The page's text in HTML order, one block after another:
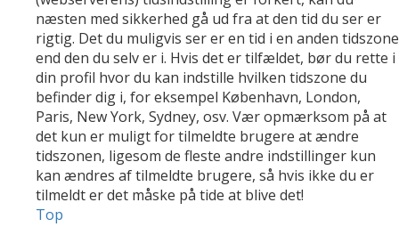
næsten med sikkerhed gå ud fra at den tid du ser er
rigtig. Det du muligvis ser er en tid i en anden tidszone
end den du selv er i. Hvis det er tilfældet, bør du rette i
din profil hvor du kan indstille hvilken tidszone du
befinder dig i, for eksempel København, London,
Paris, New York, Sydney, osv. Vær opmærksom på at
det kun er muligt for tilmeldte brugere at ændre
tidszonen, ligesom de fleste andre indstillinger kun
kan ændres af tilmeldte brugere, så hvis ikke du er
tilmeldt er det måske på tide at blive det!
Top